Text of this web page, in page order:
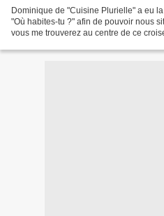
Dominique de "Cuisine Plurielle" a eu
"Où habites-tu ?" afin de pouvoir nous
vous me trouverez au centre de ce